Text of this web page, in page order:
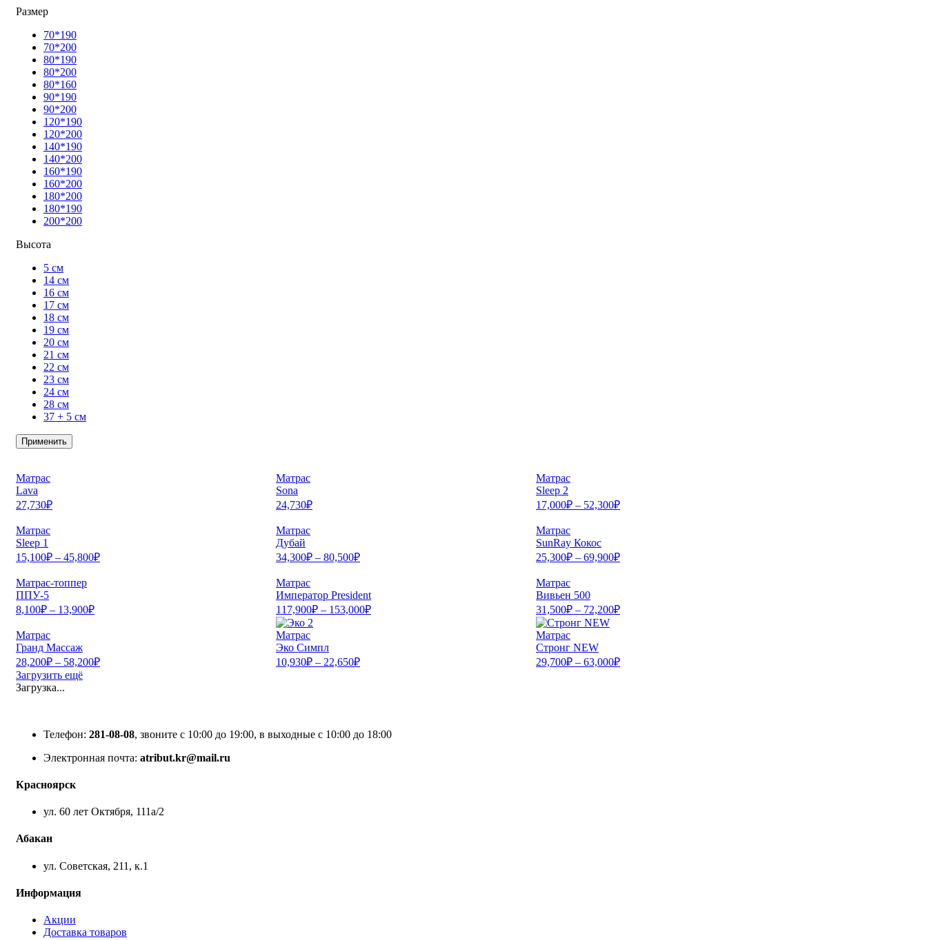
Размер
70*190
70*200
80*190
80*200
80*160
90*190
90*200
120*190
120*200
140*190
140*200
160*190
160*200
180*200
180*190
200*200
Высота
5 см
14 см
16 см
17 см
18 см
19 см
20 см
21 см
22 см
23 см
24 см
28 см
37 + 5 см
Применить
Матрас
Lava
27,730₽
Матрас
Sona
24,730₽
Матрас
Sleep 2
17,000₽ – 52,300₽
Матрас
Sleep 1
15,100₽ – 45,800₽
Матрас
Дубай
34,300₽ – 80,500₽
Матрас
SunRay Кокос
25,300₽ – 69,900₽
Матрас-топпер
ППУ-5
8,100₽ – 13,900₽
Матрас
Император President
117,900₽ – 153,000₽
Матрас
Вивьен 500
31,500₽ – 72,200₽
Матрас
Гранд Массаж
28,200₽ – 58,200₽
Матрас
Эко Симпл
10,930₽ – 22,650₽
Матрас
Стронг NEW
29,700₽ – 63,000₽
Загрузить ещё
Загрузка...
Телефон: 281-08-08, звоните с 10:00 до 19:00, в выходные с 10:00 до 18:00
Электронная почта: atribut.kr@mail.ru
Красноярск
ул. 60 лет Октября, 111а/2
Абакан
ул. Советская, 211, к.1
Информация
Акции
Доставка товаров